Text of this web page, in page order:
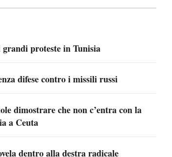
proteste in Tunisia
difese contro i missili russi
dimostrare che non c’entra con la
a Ceuta
dentro alla destra radicale